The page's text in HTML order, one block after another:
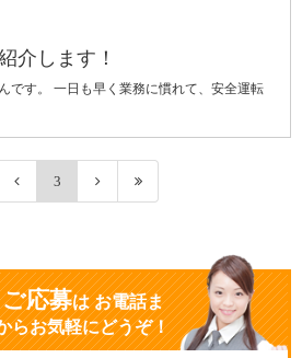
介します！
です。 一日も早く業務に慣れて、安全運転
3
応募はお電話ま
らお気軽にどうぞ！